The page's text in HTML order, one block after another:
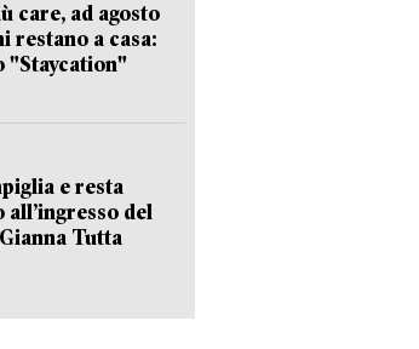
care, ad agosto
restano a casa:
"Staycation"
e resta
del
Tutta